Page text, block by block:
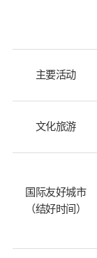
主要活动
文化旅游
国际友好城市
（结好时间）